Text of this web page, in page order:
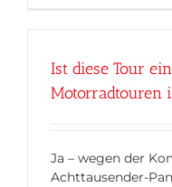
Ist diese Tour
Motorradtouren
Ja – wegen der
Achttausender-